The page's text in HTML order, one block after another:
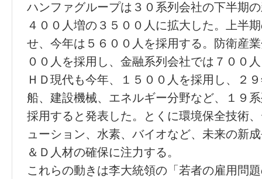
ハンファグループは３０系列会社の下半期
４００人増の３５００人に拡大した。上半
せ、今年は５６００人を採用する。防衛産
００人を採用し、金融系列会社では７００
ＨＤ現代も今年、１５００人を採用し、２
船、建設機械、エネルギー分野など、１９
採用すると発表した。とくに環境保全技術
ューション、水素、バイオなど、未来の新
＆Ｄ人材の確保に注力する。
これらの動きは李大統領の「若者の雇用問